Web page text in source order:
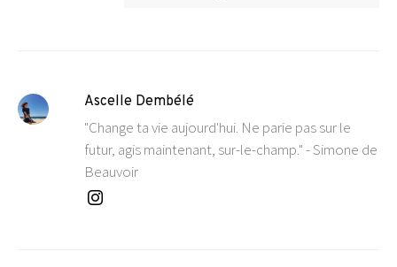
Ascelle Dembélé
"Change ta vie aujourd'hui. Ne parie pas sur le
futur, agis maintenant, sur-le-champ." - Simone de
Beauvoir